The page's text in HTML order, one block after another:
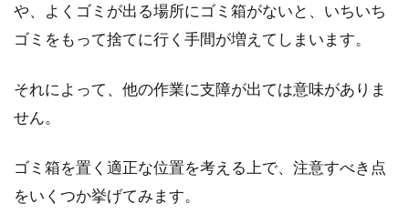
や、よくゴミが出る場所にゴミ箱がないと、いちいち
ゴミをもって捨てに行く手間が増えてしまいます。
それによって、他の作業に支障が出ては意味がありま
せん。
ゴミ箱を置く適正な位置を考える上で、注意すべき点
をいくつか挙げてみます。